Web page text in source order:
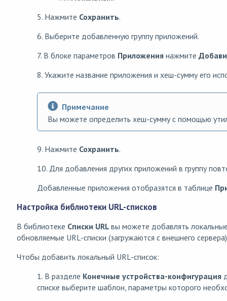
5. Нажмите Сохранить.
6. Выберите добавленную группу приложений.
7. В блоке параметров Приложения нажмите
8. Укажите название приложения и хеш-сумму его
Примечание
Вы можете определить хеш-сумму с помощью
9. Нажмите Сохранить.
10. Для добавления других приложений в группу
Добавленные приложения отобразятся в таблице
Настройка библиотеки URL-списков
В библиотеке Списки URL вы можете добавлять
обновляемые URL-списки (загружаются с внешнего
Чтобы добавить локальный URL-список:
1. В разделе Конечные устройства-конфигурация
списке выберите шаблон, параметры которого